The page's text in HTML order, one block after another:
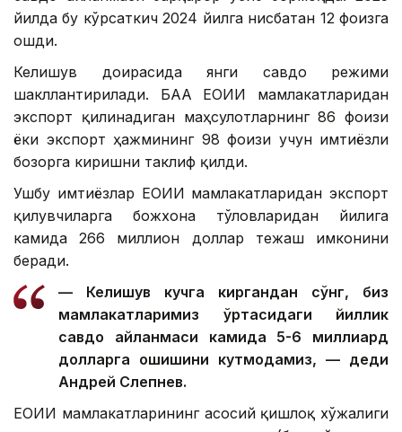
йилда бу кўрсаткич 2024 йилга нисбатан 12 фоизга
ошди.
Келишув доирасида янги савдо режими
шакллантирилади. БАА ЕОИИ мамлакатларидан
экспорт қилинадиган маҳсулотларнинг 86 фоизи
ёки экспорт ҳажмининг 98 фоизи учун имтиёзли
бозорга киришни таклиф қилди.
Ушбу имтиёзлар ЕОИИ мамлакатларидан экспорт
қилувчиларга божхона тўловларидан йилига
камида 266 миллион доллар тежаш имконини
беради.
— Келишув кучга киргандан сўнг, биз
мамлакатларимиз ўртасидаги йиллик
савдо айланмаси камида 5-6 миллиард
долларга ошишини кутмоқдамиз, — деди
Андрей Слепнев.
ЕОИИ мамлакатларининг асосий қишлоқ хўжалиги